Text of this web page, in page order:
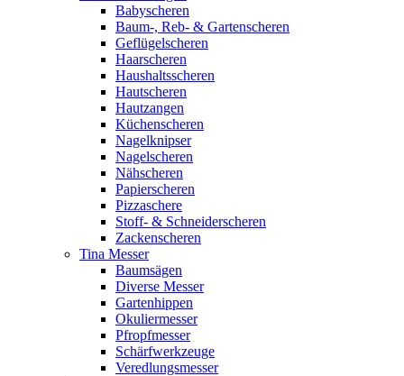
Babyscheren
Baum-, Reb- & Gartenscheren
Geflügelscheren
Haarscheren
Haushaltsscheren
Hautscheren
Hautzangen
Küchenscheren
Nagelknipser
Nagelscheren
Nähscheren
Papierscheren
Pizzaschere
Stoff- & Schneiderscheren
Zackenscheren
Tina Messer
Baumsägen
Diverse Messer
Gartenhippen
Okuliermesser
Pfropfmesser
Schärfwerkzeuge
Veredlungsmesser